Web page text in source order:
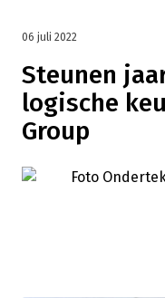
Steunen
logische
Group
06 juli 2022